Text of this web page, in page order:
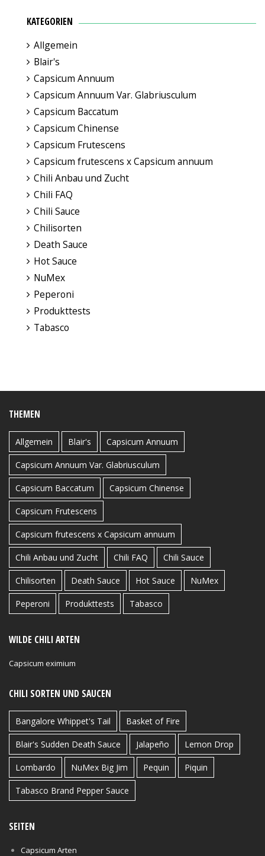
KATEGORIEN
Allgemein
Blair's
Capsicum Annuum
Capsicum Annuum Var. Glabriusculum
Capsicum Baccatum
Capsicum Chinense
Capsicum Frutescens
Capsicum frutescens x Capsicum annuum
Chili Anbau und Zucht
Chili FAQ
Chili Sauce
Chilisorten
Death Sauce
Hot Sauce
NuMex
Peperoni
Produkttests
Tabasco
THEMEN
Allgemein Blair's Capsicum Annuum
Capsicum Annuum Var. Glabriusculum
Capsicum Baccatum Capsicum Chinense
Capsicum Frutescens
Capsicum frutescens x Capsicum annuum
Chili Anbau und Zucht Chili FAQ Chili Sauce
Chilisorten Death Sauce Hot Sauce NuMex
Peperoni Produkttests Tabasco
WILDE CHILI ARTEN
Capsicum eximium
CHILI SORTEN UND SAUCEN
Bangalore Whippet's Tail Basket of Fire
Blair's Sudden Death Sauce Jalapeño Lemon Drop
Lombardo NuMex Big Jim Pequin Piquin
Tabasco Brand Pepper Sauce
SEITEN
Capsicum Arten